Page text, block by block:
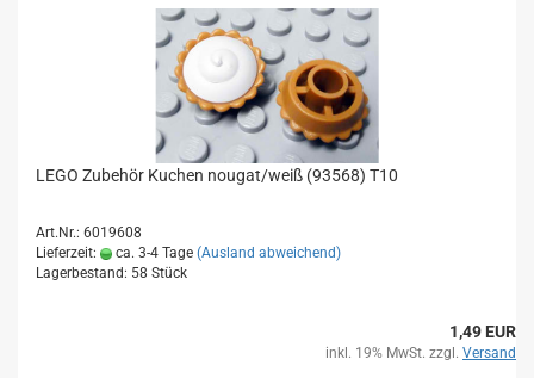
LEGO Zubehör Kuchen nougat/weiß (93568) T10
Art.Nr.: 6019608
Lieferzeit:
ca. 3-4 Tage (Ausland abweichend)
Lagerbestand: 58 Stück
1,49 EUR
inkl. 19% MwSt. zzgl. Versand